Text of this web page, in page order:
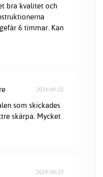
bra kvalitet och
6 timmar. Kan
2024-09-25
som skickades
skärpa. Mycket
2019-09-23